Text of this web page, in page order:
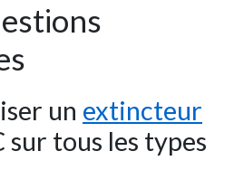
un extincteur
sur tous les types